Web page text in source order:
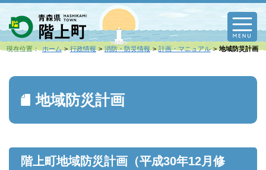
現在位置： ホーム 行政情報 消防・防災情報 計画・マニュアル 地域防災計画
地域防災計画
階上町地域防災計画（平成30年12月修